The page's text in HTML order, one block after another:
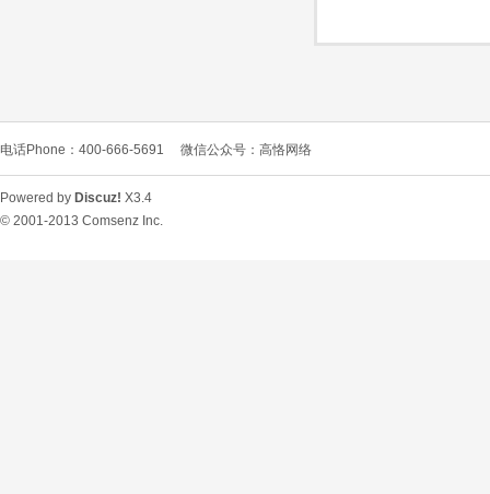
电话Phone：400-666-5691 微信公众号：高恪网络
Powered by Discuz! X3.4
© 2001-2013 Comsenz Inc.